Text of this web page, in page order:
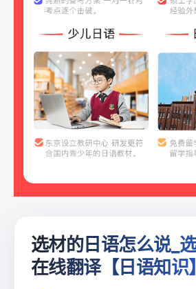
选材的日语怎么说_
在线翻译【日语知识】